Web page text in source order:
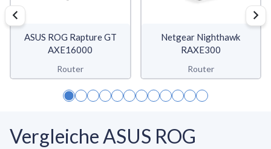
ASUS ROG Rapture GT
AXE16000
Router
Netgear Nighthawk
RAXE300
Router
Vergleiche ASUS ROG